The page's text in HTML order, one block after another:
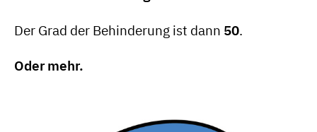
Der Grad der Behinderung ist dann 50.
Oder mehr.